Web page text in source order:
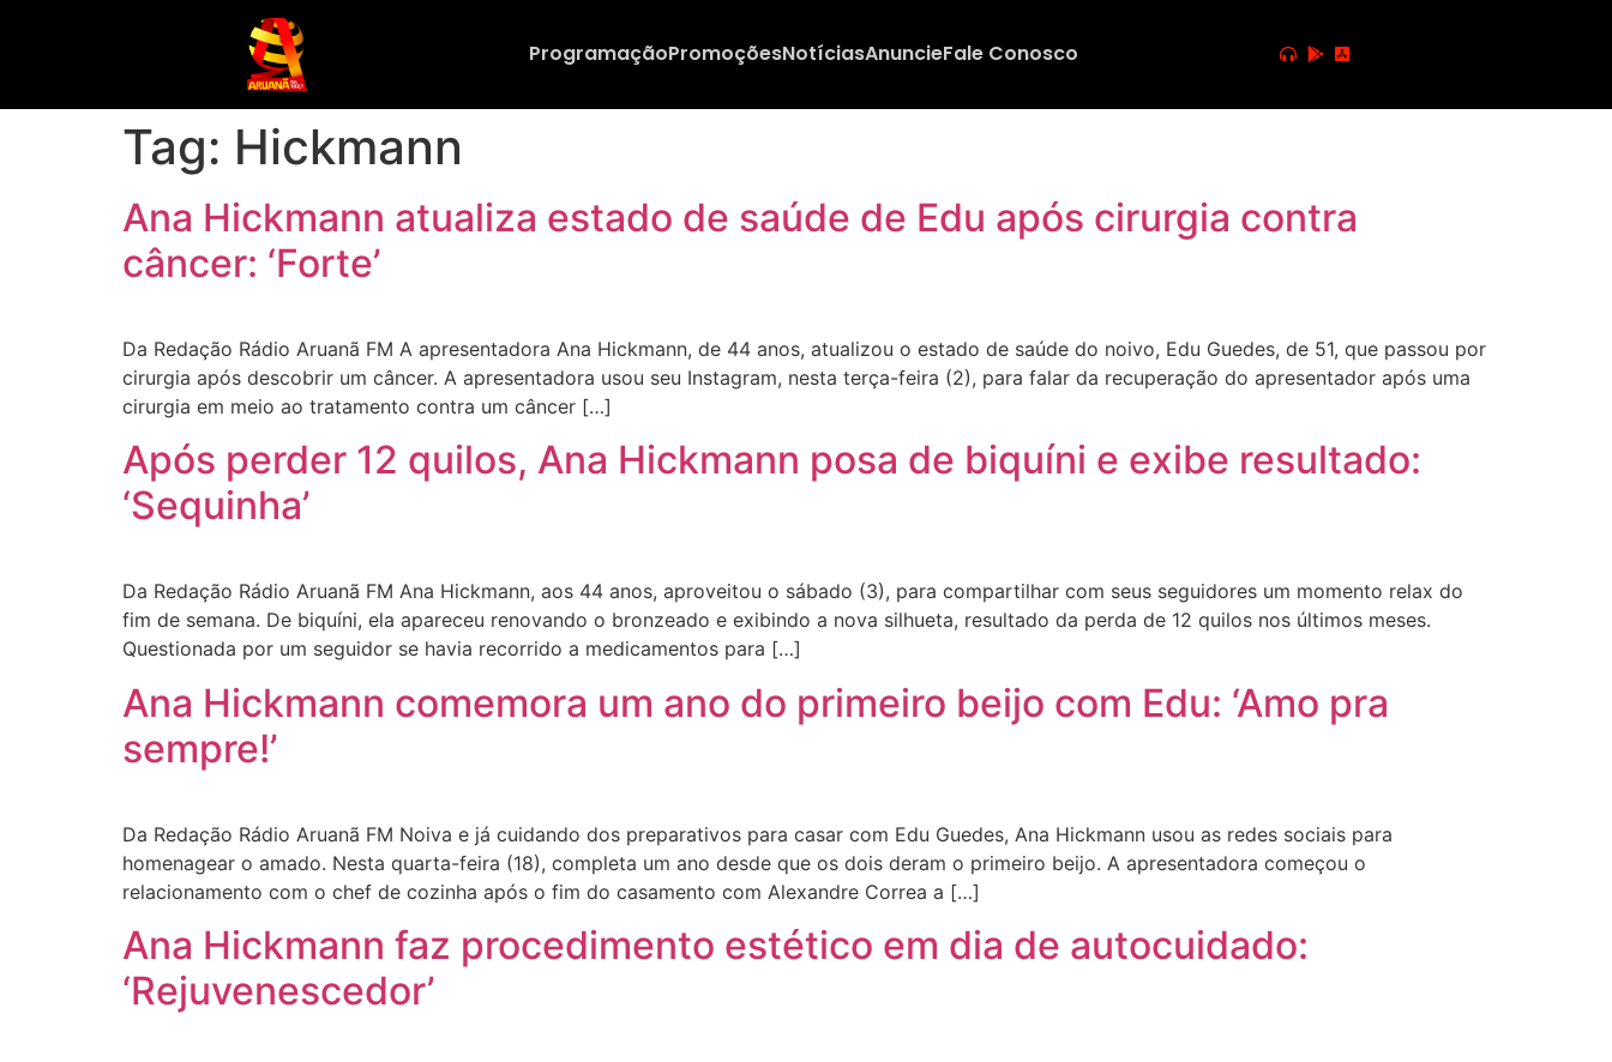
ProgramaçãoPromoçõesNotíciasAnuncieFale Conosco
Tag: Hickmann
Ana Hickmann atualiza estado de saúde de Edu após cirurgia contra
câncer: ‘Forte’
Da Redação Rádio Aruanã FM A apresentadora Ana Hickmann, de 44 anos, atualizou o estado de saúde do noivo, Edu Guedes, de 51, que passou por
cirurgia após descobrir um câncer. A apresentadora usou seu Instagram, nesta terça-feira (2), para falar da recuperação do apresentador após uma
cirurgia em meio ao tratamento contra um câncer […]
Após perder 12 quilos, Ana Hickmann posa de biquíni e exibe resultado:
‘Sequinha’
Da Redação Rádio Aruanã FM Ana Hickmann, aos 44 anos, aproveitou o sábado (3), para compartilhar com seus seguidores um momento relax do
fim de semana. De biquíni, ela apareceu renovando o bronzeado e exibindo a nova silhueta, resultado da perda de 12 quilos nos últimos meses.
Questionada por um seguidor se havia recorrido a medicamentos para […]
Ana Hickmann comemora um ano do primeiro beijo com Edu: ‘Amo pra
sempre!’
Da Redação Rádio Aruanã FM Noiva e já cuidando dos preparativos para casar com Edu Guedes, Ana Hickmann usou as redes sociais para
homenagear o amado. Nesta quarta-feira (18), completa um ano desde que os dois deram o primeiro beijo. A apresentadora começou o
relacionamento com o chef de cozinha após o fim do casamento com Alexandre Correa a […]
Ana Hickmann faz procedimento estético em dia de autocuidado:
‘Rejuvenescedor’